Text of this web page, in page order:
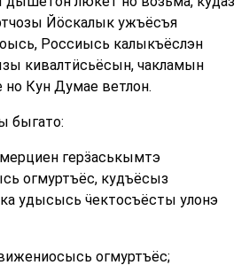
Йӧскалык ужъёсъя
Россиысь калыкъёслэн
кивалтӥсьёсын, чакламын
но Кун Думае ветлон.
быгато:
герӟаськымтэ
огмуртъёс, кудъёсыз
удысысь ӵектосъёсты улонэ
огмуртъёс;